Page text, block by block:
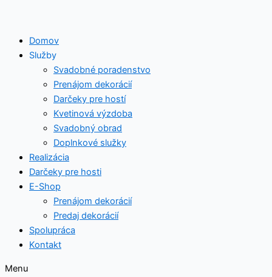
Domov
Služby
Svadobné poradenstvo
Prenájom dekorácií
Darčeky pre hostí
Kvetinová výzdoba
Svadobný obrad
Doplnkové služky
Realizácia
Darčeky pre hosti
E-Shop
Prenájom dekorácií
Predaj dekorácií
Spolupráca
Kontakt
Menu